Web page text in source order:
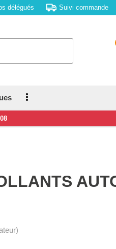
délégués Suivi commande